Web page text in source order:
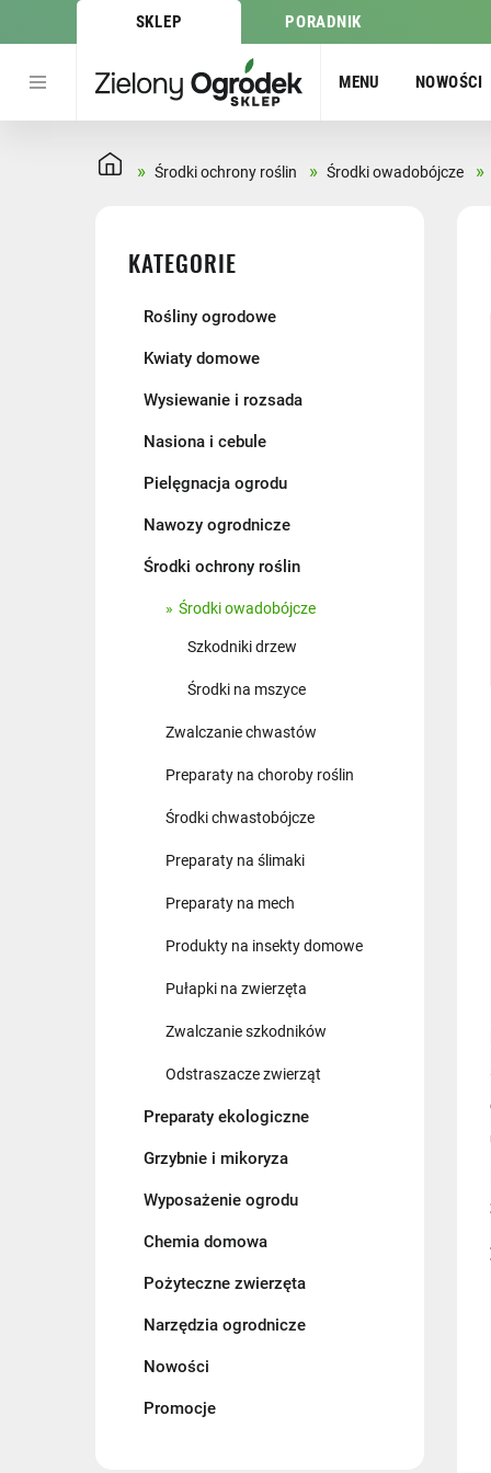
SKLEP PORADNIK
MENU NOWOŚCI
» Środki ochrony roślin » Środki owadobójcze »
KATEGORIE
Rośliny ogrodowe
Kwiaty domowe
Wysiewanie i rozsada
Nasiona i cebule
Pielęgnacja ogrodu
Nawozy ogrodnicze
Środki ochrony roślin
Środki owadobójcze
Szkodniki drzew
Środki na mszyce
Zwalczanie chwastów
Preparaty na choroby roślin
Środki chwastobójcze
Preparaty na ślimaki
Preparaty na mech
Produkty na insekty domowe
Pułapki na zwierzęta
Zwalczanie szkodników
Odstraszacze zwierząt
Preparaty ekologiczne
Grzybnie i mikoryza
Wyposażenie ogrodu
Chemia domowa
Pożyteczne zwierzęta
Narzędzia ogrodnicze
Nowości
Promocje